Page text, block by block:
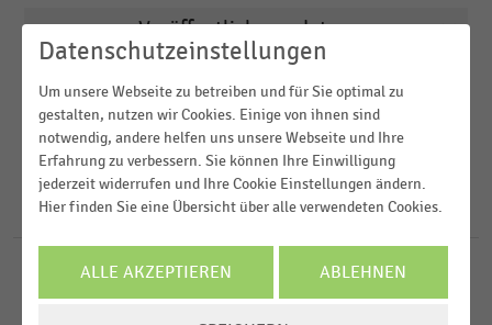
86Ergebnisse fürSegmüller
MÖBELHANDEL|DOSSIER
Der deutsche Möbelhandel
Arbeitsmarkt
Deutschsprachiger Einzelhandel
E-Commerce und Versandhandel
Einkaufsverhalten
Gastronomie & Catering
MEHR ANZEIGEN
Veröffentlichungsdatum
2024
2023
2022
MEHR ANZEIGEN
Region
Deutschland
Schweiz
Europa
FILTER ZURÜCKSETZEN
Datenschutzeinstellungen
Um unsere Webseite zu betreiben und für Sie optimal zu
gestalten, nutzen wir Cookies. Einige von ihnen sind
notwendig, andere helfen uns unsere Webseite und Ihre
Erfahrung zu verbessern. Sie können Ihre Einwilligung
jederzeit widerrufen und Ihre Cookie Einstellungen ändern.
Hier finden Sie eine Übersicht über alle verwendeten Cookies.
ALLE AKZEPTIEREN ABLEHNEN